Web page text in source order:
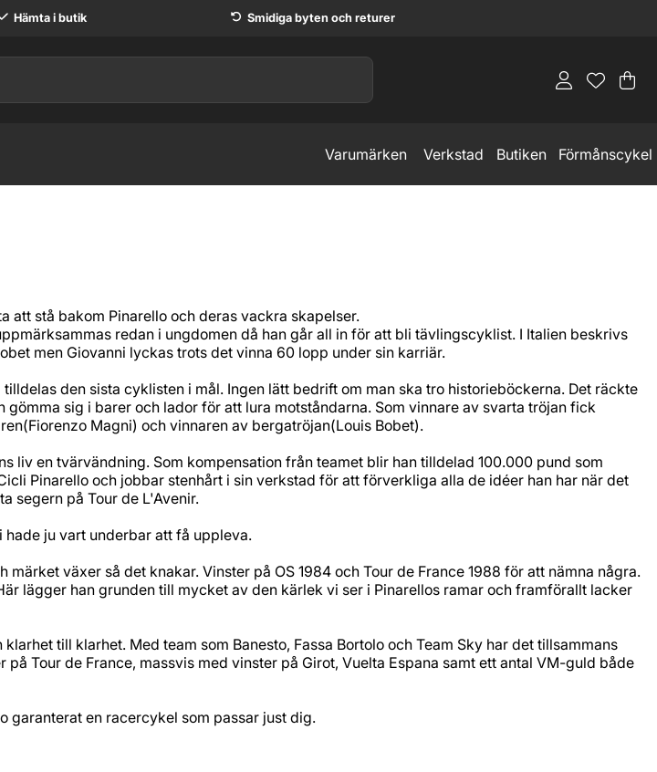
Hämta i butik Smidiga byten och returer
.
Varumärken Verkstad Butiken Förmånscykel
stå bakom Pinarello och deras vackra skapelser.
redan i ungdomen då han går all in för att bli tävlingscyklist. I Italien beskrivs
men Giovanni lyckas trots det vinna 60 lopp under sin karriär.
den sista cyklisten i mål. Ingen lätt bedrift om man ska tro historieböckerna. Det räckte
sig i barer och lador för att lura motståndarna. Som vinnare av svarta tröjan fick
Magni) och vinnaren av bergatröjan(Louis Bobet).
liv en tvärvändning. Som kompensation från teamet blir han tilldelad 100.000 pund som
Pinarello och jobbar stenhårt i sin verkstad för att förverkliga alla de idéer han har när det
segern på Tour de L'Avenir.
hade ju vart underbar att få uppleva.
växer så det knakar. Vinster på OS 1984 och Tour de France 1988 för att nämna några.
lägger han grunden till mycket av den kärlek vi ser i Pinarellos ramar och framförallt lacker
till klarhet. Med team som Banesto, Fassa Bortolo och Team Sky har det tillsammans
Tour de France, massvis med vinster på Girot, Vuelta Espana samt ett antal VM-guld både
garanterat en racercykel som passar just dig.